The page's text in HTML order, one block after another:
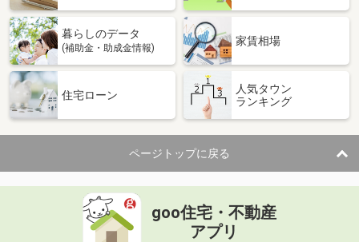
暮らしのデータ
(補助金・助成金情報)
家賃相場
住宅ローン
人気タウン
ランキング
ページトップに戻る
goo住宅・不動産
アプリ